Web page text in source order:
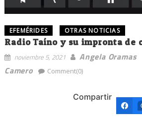
EFEMÉRIDES OTRAS NOTICIAS
Radio Taíno y su impronta de
noviembre 5, 2021
Angela Oramas
Camero
Comment(0)
Compartir